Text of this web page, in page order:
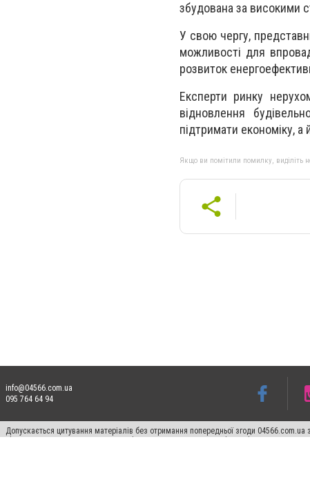
збудована за високими
У свою чергу,
можливості для
розвиток
Експерти ринку
відновлення
підтримати економіку,
Якщо ви помітили помилку, виділіть
info@04566.com.ua
095 764 64 94
Допускається цитування матеріалів без отримання попередньої згоди
відкритого для пошукових систем гіперпосилання на цитовані статті не нижче